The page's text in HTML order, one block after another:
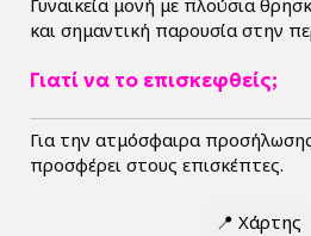
και σημαντική παρουσία στην
Γιατί να το επισκεφθείς;
Για την ατμόσφαιρα
προσφέρει στους επισκέπτες.
📍 Χάρτης